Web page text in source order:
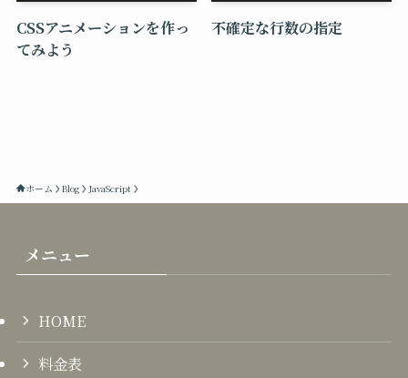
CSSアニメーションを作っ
てみよう
不確定な行数の指定
ホーム Blog JavaScript
メニュー
HOME
料金表